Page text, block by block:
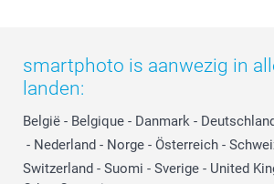
smartphoto is aanwezig in
landen:
België - Belgique - Danmark -
- Nederland - Norge - Österreich -
Switzerland - Suomi - Sverige - United